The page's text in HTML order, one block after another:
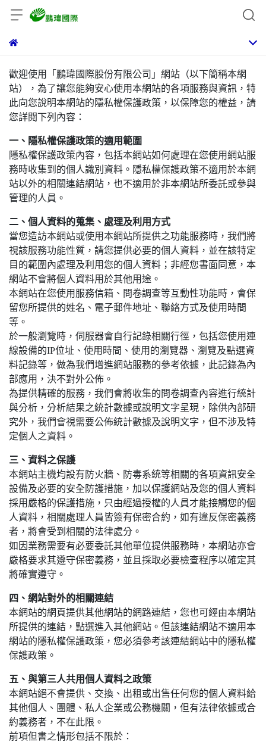
歡迎使用「鵬瑋國際股份有限公司」網站（以下簡稱本網
站），為了讓您能夠安心使用本網站的各項服務與資訊，特
此向您說明本網站的隱私權保護政策，以保障您的權益，請
您詳閱下列內容：
一、隱私權保護政策的適用範圍
隱私權保護政策內容，包括本網站如何處理在您使用網站服
務時收集到的個人識別資料。隱私權保護政策不適用於本網
站以外的相關連結網站，也不適用於非本網站所委託或參與
管理的人員。
二、個人資料的蒐集、處理及利用方式
當您造訪本網站或使用本網站所提供之功能服務時，我們將
視該服務功能性質，請您提供必要的個人資料，並在該特定
目的範圍內處理及利用您的個人資料；非經您書面同意，本
網站不會將個人資料用於其他用途。
本網站在您使用服務信箱、問卷調查等互動性功能時，會保
留您所提供的姓名、電子郵件地址、聯絡方式及使用時間
等。
於一般瀏覽時，伺服器會自行記錄相關行徑，包括您使用連
線設備的IP位址、使用時間、使用的瀏覽器、瀏覽及點選資
料記錄等，做為我們增進網站服務的參考依據，此記錄為內
部應用，決不對外公佈。
為提供精確的服務，我們會將收集的問卷調查內容進行統計
與分析，分析結果之統計數據或說明文字呈現，除供內部研
究外，我們會視需要公佈統計數據及說明文字，但不涉及特
定個人之資料。
三、資料之保護
本網站主機均設有防火牆、防毒系統等相關的各項資訊安全
設備及必要的安全防護措施，加以保護網站及您的個人資料
採用嚴格的保護措施，只由經過授權的人員才能接觸您的個
人資料，相關處理人員皆簽有保密合約，如有違反保密義務
者，將會受到相關的法律處分。
如因業務需要有必要委託其他單位提供服務時，本網站亦會
嚴格要求其遵守保密義務，並且採取必要檢查程序以確定其
將確實遵守。
四、網站對外的相關連結
本網站的網頁提供其他網站的網路連結，您也可經由本網站
所提供的連結，點選進入其他網站。但該連結網站不適用本
網站的隱私權保護政策，您必須參考該連結網站中的隱私權
保護政策。
五、與第三人共用個人資料之政策
本網站絕不會提供、交換、出租或出售任何您的個人資料給
其他個人、團體、私人企業或公務機關，但有法律依據或合
約義務者，不在此限。
前項但書之情形包括不限於：